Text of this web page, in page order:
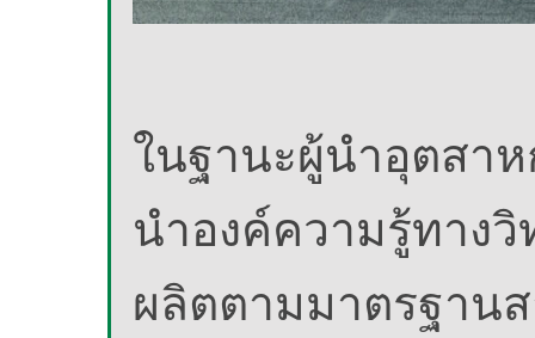
ในฐานะผู้นำอุตสา
นำองค์ความรู้ทาง
ผลิตตามมาตรฐาน